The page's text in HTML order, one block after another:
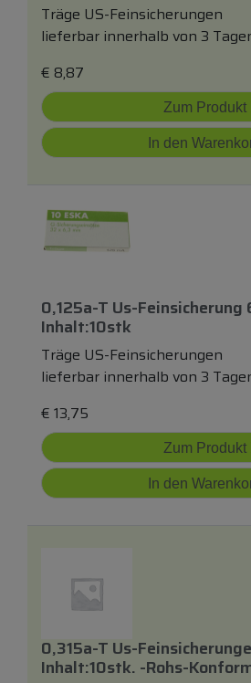
Träge US-Feinsicherungen
lieferbar innerhalb von 3
€ 8,87
Zum Produkt
In den
0,125a-T Us-Feinsicherung
Inhalt:10stk
Träge US-Feinsicherungen
lieferbar innerhalb von 3
€ 13,75
Zum Produkt
In den
0,315a-T Us-
Inhalt:10stk. -rohs-